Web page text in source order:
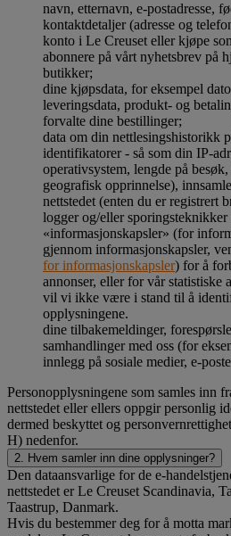
navn, etternavn, e-postadresse,
kontaktdetaljer (adresse og
konto i Le Creuset eller kjøpe
abonnere på vårt nyhetsbrev på
butikker;
dine kjøpsdata, for eksempel
leveringsdata, produkt- og
forvalte dine bestillinger;
data om din nettlesingshistorikk
identifikatorer - så som din IP-
operativsystem, lengde på
geografisk opprinnelse),
nettstedet (enten du er registrert
logger og/eller sporingsteknikker
«informasjonskapsler» (for
gjennom informasjonskapsler,
for informasjonskapsler) for å
annonser, eller for vår statistiske
vil vi ikke være i stand til å
opplysningene.
dine tilbakemeldinger,
samhandlinger med oss (for
innlegg på sosiale medier, e-
Personopplysningene som samles inn
nettstedet eller ellers oppgir personlig
dermed beskyttet og
H) nedenfor.
2. Hvem samler inn dine opplysninger?
Den dataansvarlige for de e-
nettstedet er Le Creuset Scandinavia,
Taastrup, Danmark.
Hvis du bestemmer deg for å motta